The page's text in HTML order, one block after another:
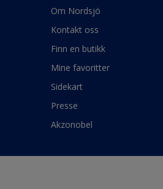
Om Nordsjö
Kontakt oss
Finn en butikk
Mine favoritter
Sidekart
Presse
Akzonobel